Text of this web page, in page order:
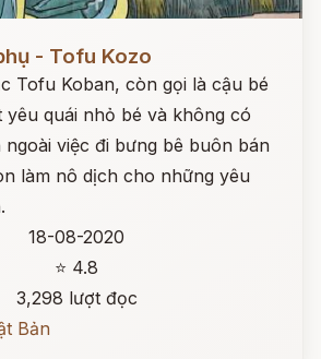
- Tofu Kozo
Tofu Koban, còn gọi là cậu bé
yêu quái nhỏ bé và không có
việc đi bưng bê buôn bán
làm nô dịch cho những yêu
18-08-2020
⭐ 4.8
3,298 lượt đọc
Bản